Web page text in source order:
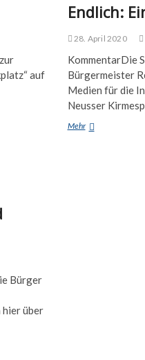
auf
Endlich:
28. April 2020
KommentarDie
Bürgermeister
Medien für die
Neusser
MehrEndlich:
Bürger
hier über